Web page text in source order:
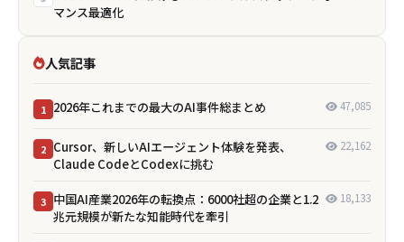
マンス最適化
人気記事
1 2026年これまでの最大のAI事件総まとめ 47,085
2 Cursor、新しいAIエージェント体験を発表、
Claude CodeとCodexに挑む
22,162
3 中国AI産業2026年の転換点：6000社超の企業と1.2
兆元規模が新たな知能時代を牽引
18,133